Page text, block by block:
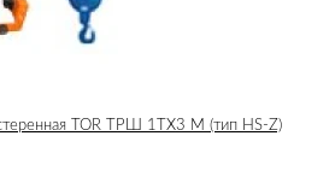
TOR ТРШ 1ТХ3 М (тип HS-Z)